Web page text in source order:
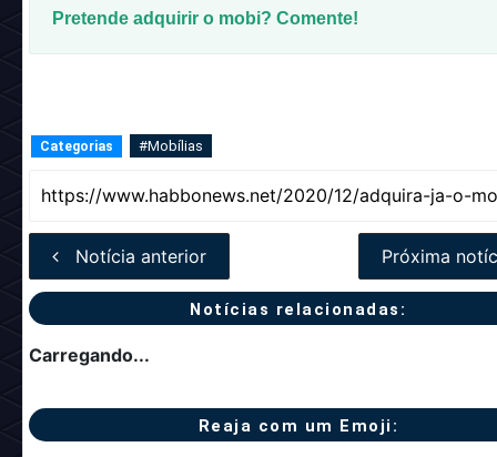
Pretende adquirir o mobi? Comente!
Categorias #Mobílias
Notícia anterior Próxima
Notícias relacionadas:
Carregando...
Reaja com um Emoji: